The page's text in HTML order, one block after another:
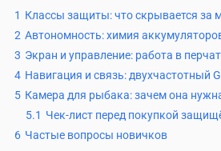
1 Классы защиты: что скрывается за
2 Автономность: химия
3 Экран и управление: работа в
4 Навигация и связь: двухчастотный
5 Камера для рыбака: зачем она
5.1 Чек-лист перед покупкой
6 Частые вопросы новичков